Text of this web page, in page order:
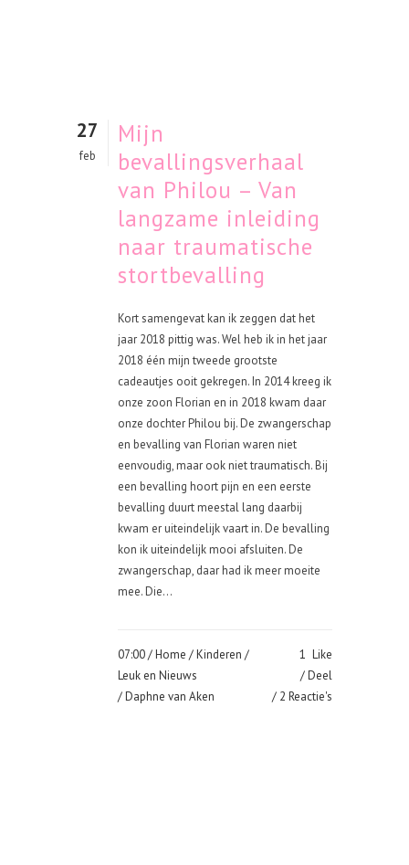
27
feb
Mijn
bevallingsverhaal
van Philou – Van
langzame inleiding
naar traumatische
stortbevalling
Kort samengevat kan ik zeggen dat het
jaar 2018 pittig was. Wel heb ik in het jaar
2018 één mijn tweede grootste
cadeautjes ooit gekregen. In 2014 kreeg ik
onze zoon Florian en in 2018 kwam daar
onze dochter Philou bij. De zwangerschap
en bevalling van Florian waren niet
eenvoudig, maar ook niet traumatisch. Bij
een bevalling hoort pijn en een eerste
bevalling duurt meestal lang daarbij
kwam er uiteindelijk vaart in. De bevalling
kon ik uiteindelijk mooi afsluiten. De
zwangerschap, daar had ik meer moeite
mee. Die...
07:00 /Home /Kinderen /
Leuk en Nieuws
/ Daphne van Aken
1 Like
Deel
2 Reactie's